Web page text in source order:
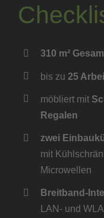
310 m²
bis zu25
möbliert mit
Regalen
zwei
mit
Microwellen
Breitband-
LAN- und